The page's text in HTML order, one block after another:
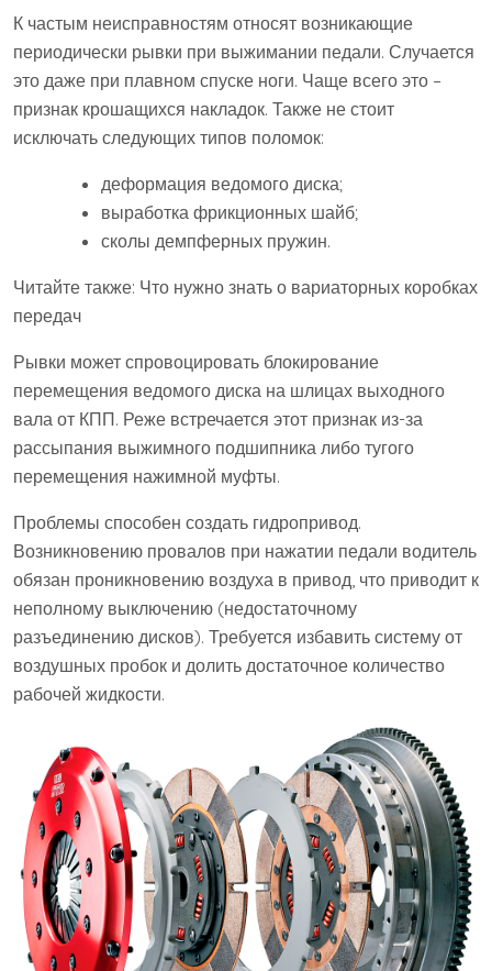
К частым неисправностям относят возникающие
периодически рывки при выжимании педали. Случается
это даже при плавном спуске ноги. Чаще всего это –
признак крошащихся накладок. Также не стоит
исключать следующих типов поломок:
деформация ведомого диска;
выработка фрикционных шайб;
сколы демпферных пружин.
Читайте также: Что нужно знать о вариаторных коробках
передач
Рывки может спровоцировать блокирование
перемещения ведомого диска на шлицах выходного
вала от КПП. Реже встречается этот признак из-за
рассыпания выжимного подшипника либо тугого
перемещения нажимной муфты.
Проблемы способен создать гидропривод.
Возникновению провалов при нажатии педали водитель
обязан проникновению воздуха в привод, что приводит к
неполному выключению (недостаточному
разъединению дисков). Требуется избавить систему от
воздушных пробок и долить достаточное количество
рабочей жидкости.